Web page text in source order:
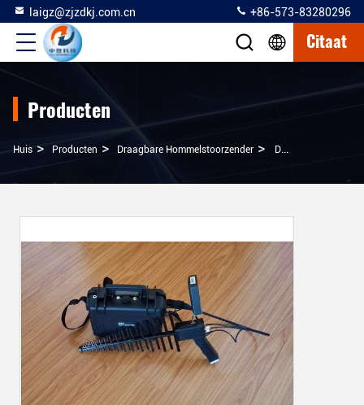
laigz@zjzdkj.com.cn +86-573-83280296
Citaat
Producten
Huis > Producten > Draagbare Hommelstoorzender > De Kleine Van De Het Signaalstoorzender Van De Aanvraagtypehommel Veelvoudige Werkende Banden Met Zelf Beschermen Functie